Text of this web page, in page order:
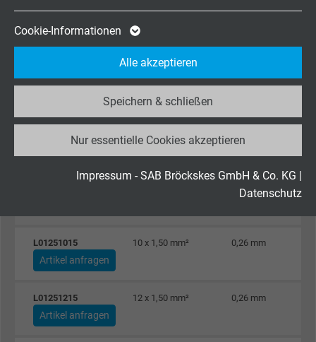
Zweck
Cookie von Google für Website-Analysen.
Erzeugt statistische Daten darüber, wie der
Besucher die Website nutzt.
_ga_JL6KH9WKZ9, Google Analytics
Google LLC
2 Jahre
Besucher die Website nutzt.
Anbieter Google LLC
Cookie-Informationen
Nur essentielle Cookies akzeptieren
Speichern & schließen
Alle akzeptieren
Impressum - SAB Bröckskes GmbH & Co. KG |
Datenschutz
L01250515 5 x 1,50 mm² 0,26 mm
Artikel anfragen
0,26 mm
L01251015 10 x 1,50 mm² 0,26 mm
Artikel anfragen
L01251215 12 x 1,50 mm² 0,26 mm
Artikel anfragen